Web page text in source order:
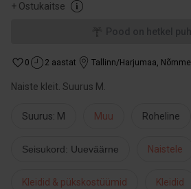
+ Ostukaitse
0 2 aastat Tallinn/Harjumaa, Nõmme
Naiste kleit. Suurus M.
Suurus: M Muu Roheline
Seisukord: Uueväärne Naistele
Kleidid & pükskostüümid Kleidid